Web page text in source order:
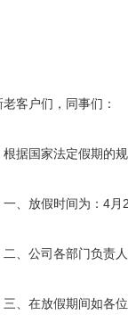
老客户们，同事们：
国家法定假期的规
放假时间为：4月
公司各部门负责人
在放假期间如各位